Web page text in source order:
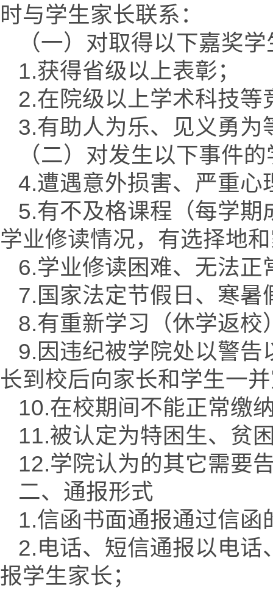
时与学生家长联系：
（一）对取得以下嘉奖
1.获得省级以上表彰；
2.在院级以上学术科技
3.有助人为乐、见义勇
（二）对发生以下事件
4.遭遇意外损害、严重
5.有不及格课程（每学
学业修读情况，有选择地
6.学业修读困难、无法
7.国家法定节假日、寒
8.有重新学习（休学返校
9.因违纪被学院处以警
长到校后向家长和学生一
10.在校期间不能正常缴
11.被认定为特困生、贫
12.学院认为的其它需要
二、通报形式
1.信函书面通报通过信
2.电话、短信通报以电
报学生家长；